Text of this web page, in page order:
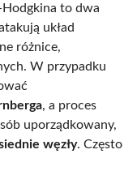
Hodgkina to dwa
układ
różnice,
W przypadku
, a proces
uporządkowany,
węzły. Często